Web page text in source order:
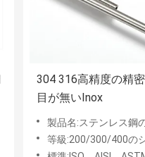
304 316高精度の精
目が無いInox
製品名:ステンレス鋼
等級:200/300/400の